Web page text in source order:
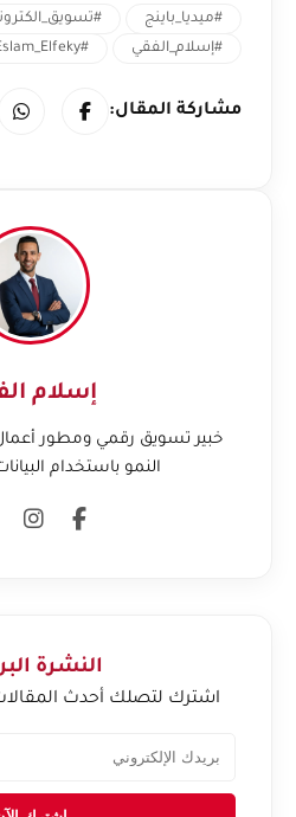
#ميديا_باينج
#إسلام_الفقي
#Eslam_Elfeky
مشاركة المقال:
إسلام
خبير تسويق رقمي ومطور
النمو باستخدام
النشرة
اشترك لتصلك أحدث